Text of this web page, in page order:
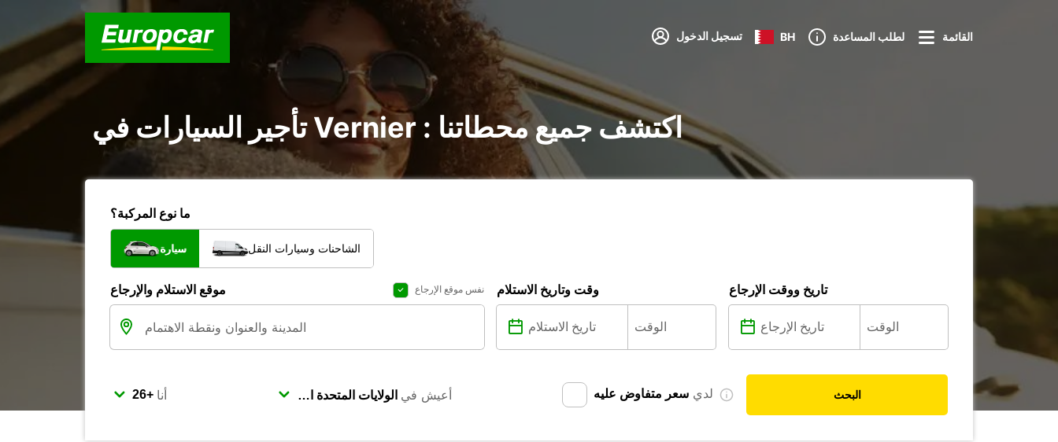
تسجيل الدخول BH لطلب المساعدة القائمة
تأجير السيارات في Vernier : اكتشف جميع محطاتنا
ما نوع المركبة؟
سيارة الشاحنات وسيارات النقل
موقع الاستلام والإرجاع نفس موقع الإرجاع وقت وتاريخ الاستلام تاريخ ووقت الإرجاع
أنا أعيش في لدي سعر متفاوض عليه البحث